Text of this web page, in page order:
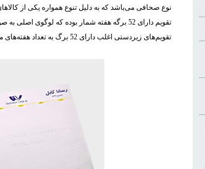
نوع صحافی می‌باشد که به دلیل تنوع همواره یکی از
تقویم دارای 52 برگه هفته شمار بوده که
تقویم‌های زیردستی اغلب دارای 52 برگ به تعداد هفته‌های موجود در یک سال هستند.